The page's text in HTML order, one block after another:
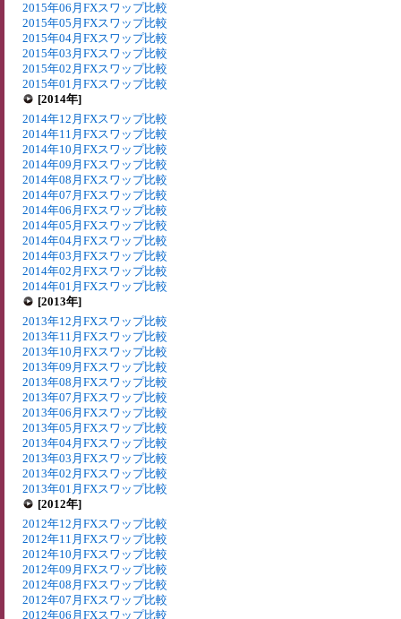
2015年06月FXスワップ比較
2015年05月FXスワップ比較
2015年04月FXスワップ比較
2015年03月FXスワップ比較
2015年02月FXスワップ比較
2015年01月FXスワップ比較
[2014年]
2014年12月FXスワップ比較
2014年11月FXスワップ比較
2014年10月FXスワップ比較
2014年09月FXスワップ比較
2014年08月FXスワップ比較
2014年07月FXスワップ比較
2014年06月FXスワップ比較
2014年05月FXスワップ比較
2014年04月FXスワップ比較
2014年03月FXスワップ比較
2014年02月FXスワップ比較
2014年01月FXスワップ比較
[2013年]
2013年12月FXスワップ比較
2013年11月FXスワップ比較
2013年10月FXスワップ比較
2013年09月FXスワップ比較
2013年08月FXスワップ比較
2013年07月FXスワップ比較
2013年06月FXスワップ比較
2013年05月FXスワップ比較
2013年04月FXスワップ比較
2013年03月FXスワップ比較
2013年02月FXスワップ比較
2013年01月FXスワップ比較
[2012年]
2012年12月FXスワップ比較
2012年11月FXスワップ比較
2012年10月FXスワップ比較
2012年09月FXスワップ比較
2012年08月FXスワップ比較
2012年07月FXスワップ比較
2012年06月FXスワップ比較